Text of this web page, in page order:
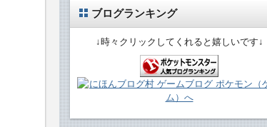
ブログランキング
↓時々クリックしてくれると嬉しいです↓